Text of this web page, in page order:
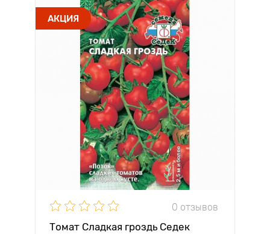
АКЦИЯ
0 отзывов
Томат Сладкая гроздь Седек